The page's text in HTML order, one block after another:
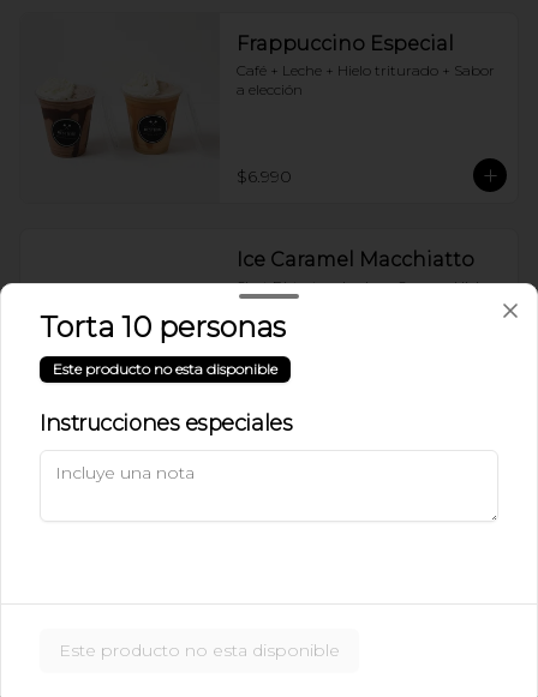
Frappuccino Especial
Café + Leche + Hielo triturado + Sabor
a elección
$6.990
Ice Caramel Macchiatto
Shot Ristreto + Leche + Syrup + Hielo
$5.490
Torta 10 personas
Este producto no esta disponible
Instrucciones especiales
Este producto no esta disponible